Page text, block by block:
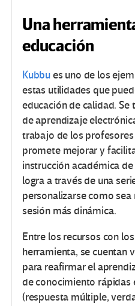
Una
educación
Kubbues uno de los
estas utilidades que
educación de calidad.
de aprendizaje
trabajo de los
promete mejorar y
instrucción académica
logra a través de una
personalizarse como sea
sesión más dinámica.
Entre los recursos con
herramienta, se cuentan
para reafirmar el
de conocimiento rápidas
(respuesta múltiple,